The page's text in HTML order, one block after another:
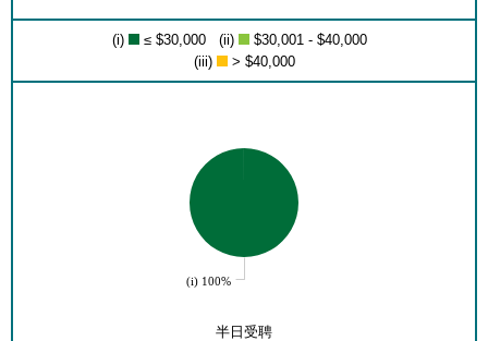
(i) ≤ $30,000 (ii)
$30,001 - $40,000
(iii)
> $40,000
(i) 100%
半日受聘